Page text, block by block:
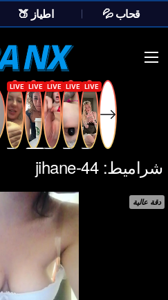
💦 قحاب 🍑 اطياز
content
شراميط:jihane-44
دقة عالية